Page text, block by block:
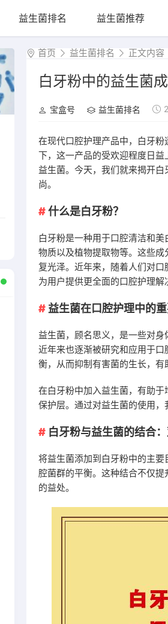
益生菌排名 益生菌推荐
首页 益生菌排名 正文内容
白牙粉中的益生菌
宝盒号 益生菌排名
在现代口腔护理产品中，白牙
下，这一产品的受欢迎程度日
益生菌。今天，我们就来揭开
尚。
什么是白牙粉？
白牙粉是一种用于口腔清洁和
物质以及植物提取物等。这些
复光泽。近年来，随着人们对
为用户提供更全面的口腔护理解
益生菌在口腔护理中的
益生菌，顾名思义，是一些对身
近年来也逐渐被研究和应用于
衡，从而抑制有害菌的生长，有
在白牙粉中加入益生菌，有助
保护层。通过对益生菌的使用，
白牙粉与益生菌的结合
将益生菌添加到白牙粉中的主
腔菌群的平衡。这种结合不仅
的益处。